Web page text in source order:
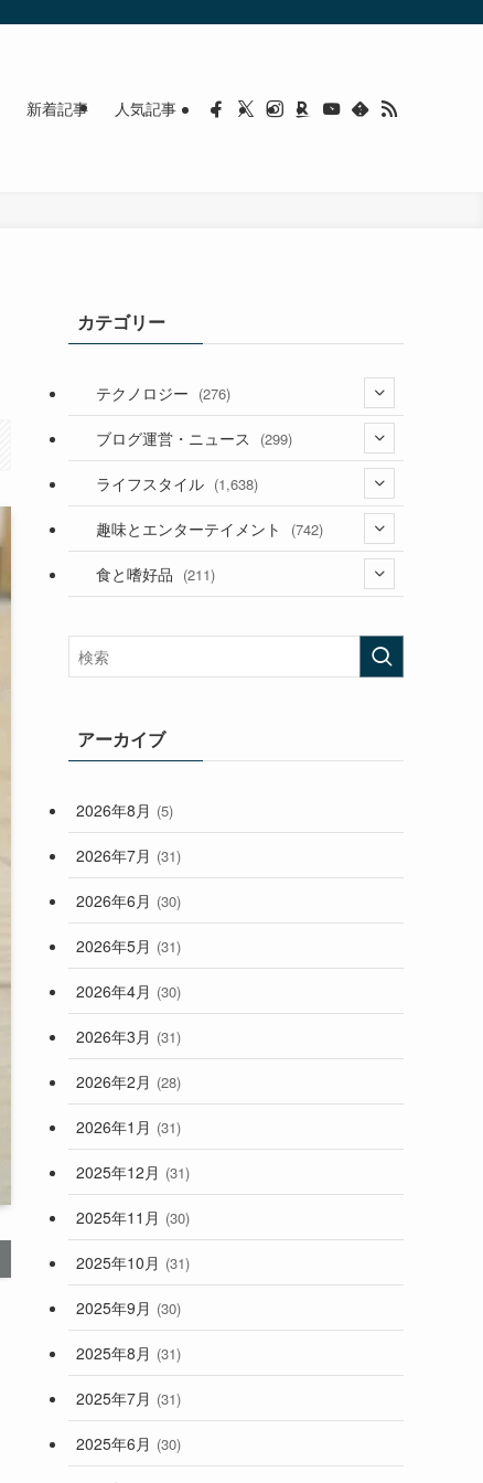
新着記事 人気記事
カテゴリー
テクノロジー (276)
(36)
(187)
(53)
ブログ運営・ニュース (299)
(118)
(181)
ライフスタイル (1,638)
(394)
(282)
(33)
(248)
趣味とエンターテイメント (742)
(56)
(472)
食と嗜好品 (211)
アーカイブ
2026年8月 (5)
2026年7月 (31)
2026年6月 (30)
2026年5月 (31)
2026年4月 (30)
2026年3月 (31)
2026年2月 (28)
2026年1月 (31)
2025年12月 (31)
2025年11月 (30)
2025年10月 (31)
2025年9月 (30)
2025年8月 (31)
2025年7月 (31)
2025年6月 (30)